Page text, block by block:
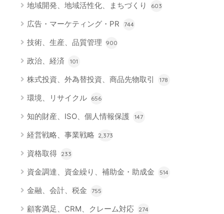
地域開発、地域活性化、まちづくり 603
広告・マーケティング・PR 744
技術、生産、品質管理 900
政治、経済 101
株式投資、外為替投資、商品先物取引 178
環境、リサイクル 656
知的財産、ISO、個人情報保護 147
経営戦略、事業戦略 2,373
資格取得 233
資金調達、資金繰り、補助金・助成金 514
金融、会計、税金 755
顧客満足、CRM、クレーム対応 274